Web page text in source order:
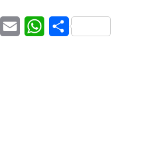
LinkedInEmail WhatsApp
Share